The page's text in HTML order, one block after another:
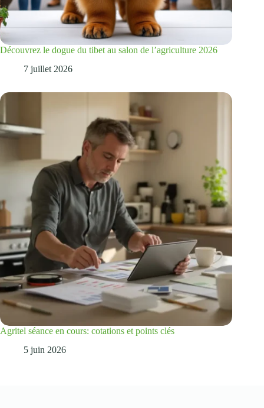
Découvrez le dogue du tibet au salon de l’agriculture 2026
7 juillet 2026
Agritel séance en cours: cotations et points clés
5 juin 2026